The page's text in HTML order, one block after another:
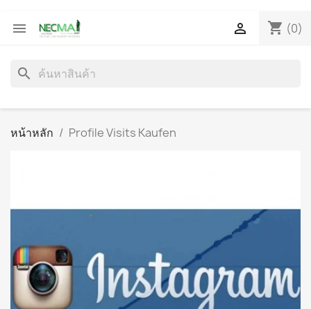
 shopping_cart (0)

search
หน้าหลัก Profile Visits Kaufen